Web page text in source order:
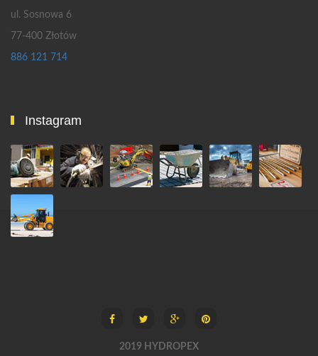
ul. Sosnowa 6
77-400 Złotów
886 121 714
Instagram
2019 HYDROPEX